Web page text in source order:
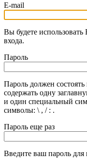
E-mail
Вы будете
входа.
Пароль
Пароль должен
содержать одну
и один специальный
символы: \ , / : .
Пароль еще раз
Введите ваш пароль для